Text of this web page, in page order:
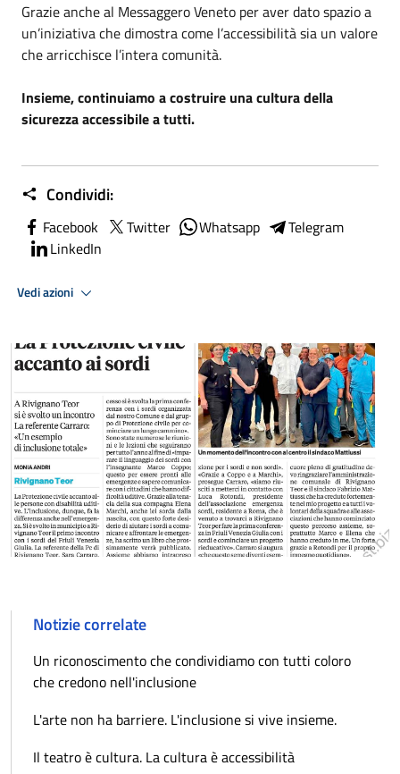
Grazie anche al Messaggero Veneto per aver dato spazio a
un’iniziativa che dimostra come l’accessibilità sia un valore
che arricchisce l’intera comunità.
Insieme, continuiamo a costruire una cultura della
sicurezza accessibile a tutti.
Condividi:
Facebook Twitter Whatsapp
Telegram
LinkedIn
Vedi azioni
Notizie correlate
Un riconoscimento che condividiamo con tutti coloro
che credono nell'inclusione
L'arte non ha barriere. L'inclusione si vive insieme.
Il teatro è cultura. La cultura è accessibilità